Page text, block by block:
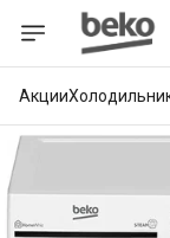
Акции